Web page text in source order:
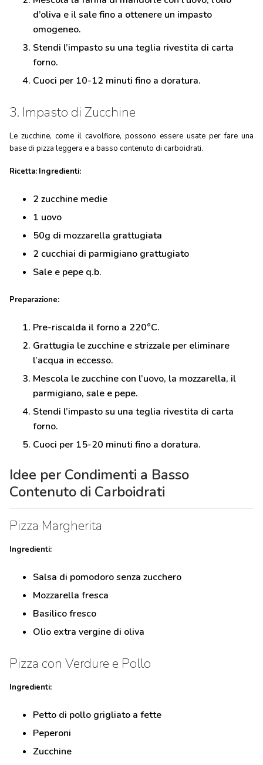
d’oliva e il sale fino a ottenere un impasto
omogeneo.
Stendi l’impasto su una teglia rivestita di carta
forno.
Cuoci per 10-12 minuti fino a doratura.
3. Impasto di Zucchine
Le zucchine, come il cavolfiore, possono essere usate per fare una
base di pizza leggera e a basso contenuto di carboidrati.
Ricetta: Ingredienti:
2 zucchine medie
1 uovo
50g di mozzarella grattugiata
2 cucchiai di parmigiano grattugiato
Sale e pepe q.b.
Preparazione:
Pre-riscalda il forno a 220°C.
Grattugia le zucchine e strizzale per eliminare
l’acqua in eccesso.
Mescola le zucchine con l’uovo, la mozzarella, il
parmigiano, sale e pepe.
Stendi l’impasto su una teglia rivestita di carta
forno.
Cuoci per 15-20 minuti fino a doratura.
Idee per Condimenti a Basso
Contenuto di Carboidrati
Pizza Margherita
Ingredienti:
Salsa di pomodoro senza zucchero
Mozzarella fresca
Basilico fresco
Olio extra vergine di oliva
Pizza con Verdure e Pollo
Ingredienti:
Petto di pollo grigliato a fette
Peperoni
Zucchine